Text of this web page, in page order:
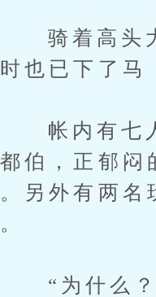
着高头大马
也已下了马
内有七人。
都伯，正郁
另外有两名
什么？万